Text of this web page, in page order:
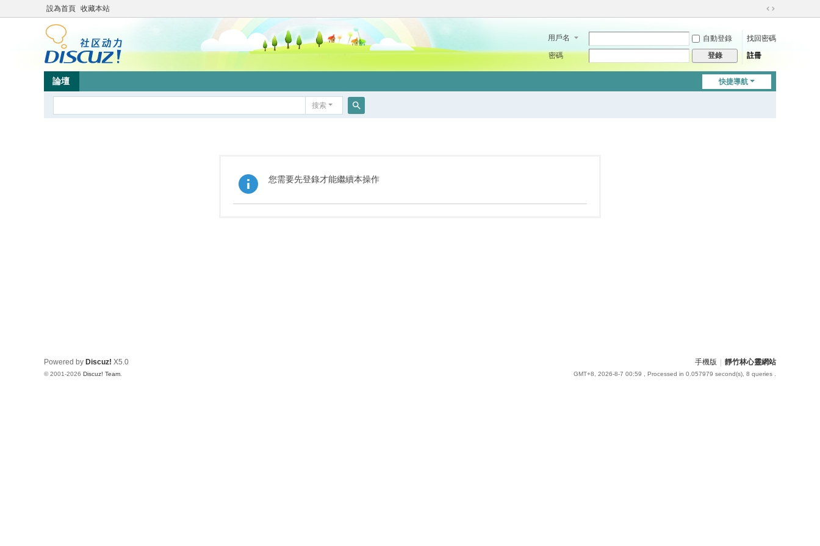
設為首頁 收藏本站
切
到
用戶名 自動登錄
找回密碼
密碼
登錄 註冊
快捷導航
論壇
搜索
您需要先登錄才能繼續本操作
手機版 靜竹林心靈網站
GMT+8, 2026-8-7 00:59 , Processed in 0.057979 second(s), 8 queries .
Powered by Discuz! X5.0
© 2001-2026 Discuz! Team